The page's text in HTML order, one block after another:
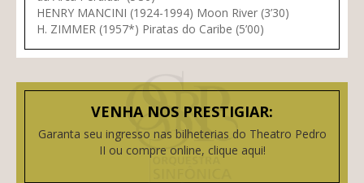
HENRY MANCINI (1924-1994) Moon River (3’30)
H. ZIMMER (1957*) Piratas do Caribe (5’00)
VENHA NOS PRESTIGIAR:
Garanta seu ingresso nas bilheterias do Theatro Pedro
II ou compre online, clique aqui!